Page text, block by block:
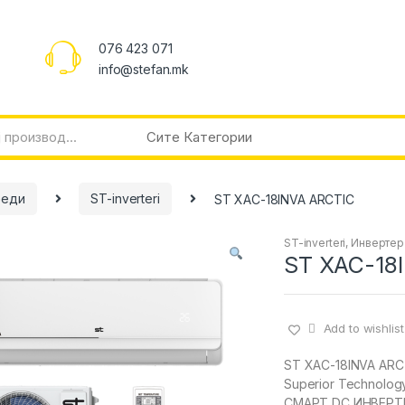
076 423 071
info@stefan.mk
ST-inverteri ST XAC-18INVA ARCTIC
ST-inverteri,
ST XAC-
Add to wishlist
ST XAC-18INVA
Superior